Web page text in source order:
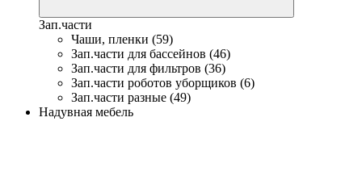
Зап.части
Чаши, пленки (59)
Зап.части для бассейнов (46)
Зап.части для фильтров (36)
Зап.части роботов уборщиков (6)
Зап.части разные (49)
Надувная мебель